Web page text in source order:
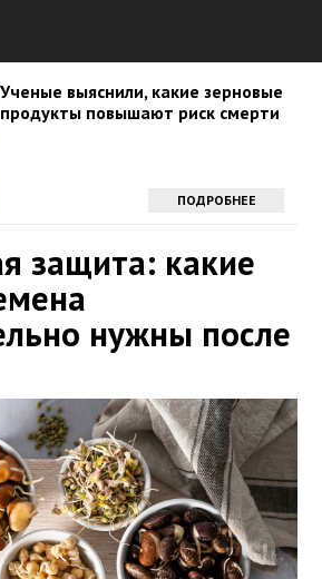
Ученые выяснили, какие зерновые
продукты повышают риск смерти
ПОДРОБНЕЕ
защита: какие
нужны после